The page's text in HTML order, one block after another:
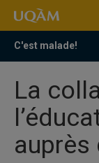
C'est malade!
La
auprès